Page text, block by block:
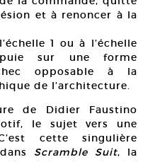
et à renoncer à la
1 ou à l’échelle
sur une forme
opposable à la
de l’architecture.
de Didier Faustino
le sujet vers une
cette singulière
Scramble Suit, la